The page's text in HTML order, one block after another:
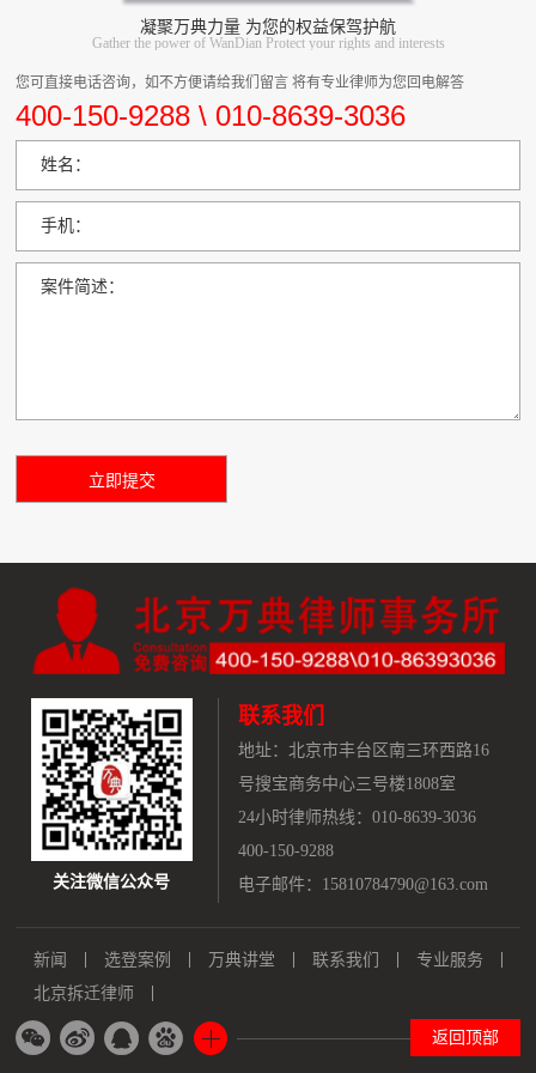
凝聚万典力量 为您的权益保驾护航
Gather the power of WanDian Protect your rights and interests
您可直接电话咨询，如不方便请给我们留言 将有专业律师为您回电解答
400-150-9288 \ 010-8639-3036
姓名：
手机：
案件简述：
关注微信公众号
联系我们
地址： 北京市丰台区南三环西路16
号搜宝商务中心三号楼1808室
24小时律师热线：010-8639-3036
400-150-9288
电子邮件：15810784790@163.com
新闻 选登案例 万典讲堂 联系我们
专业服务
北京拆迁律师
返回顶部